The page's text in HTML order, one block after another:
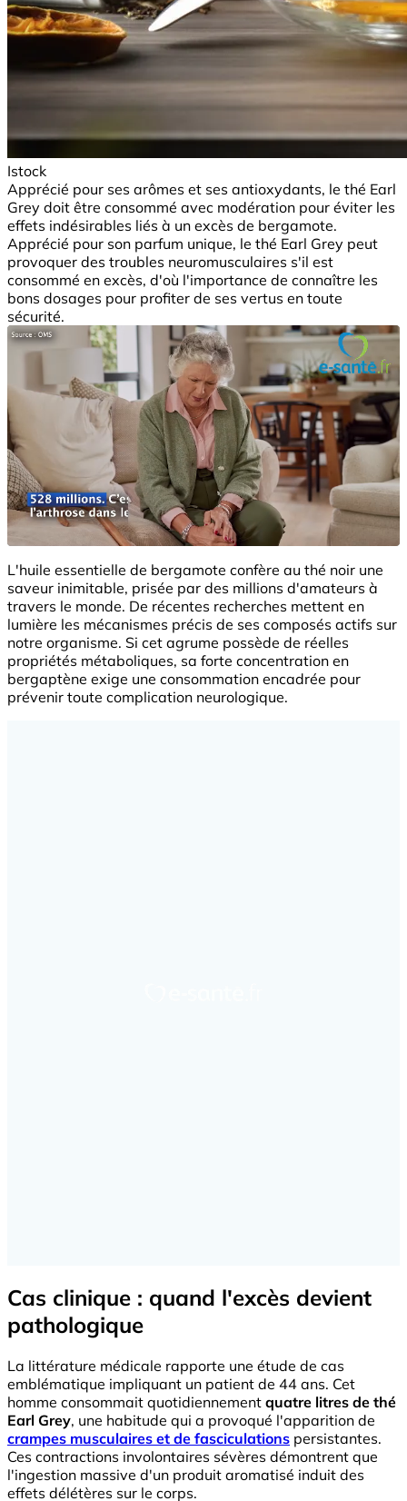
Istock
Apprécié pour ses arômes et ses antioxydants, le thé Earl
Grey doit être consommé avec modération pour éviter les
effets indésirables liés à un excès de bergamote.
Apprécié pour son parfum unique, le thé Earl Grey peut
provoquer des troubles neuromusculaires s'il est
consommé en excès, d'où l'importance de connaître les
bons dosages pour profiter de ses vertus en toute
sécurité.
L'huile essentielle de bergamote confère au thé noir une
saveur inimitable, prisée par des millions d'amateurs à
travers le monde. De récentes recherches mettent en
lumière les mécanismes précis de ses composés actifs sur
notre organisme. Si cet agrume possède de réelles
propriétés métaboliques, sa forte concentration en
bergaptène exige une consommation encadrée pour
prévenir toute complication neurologique.
Cas clinique : quand l'excès devient
pathologique
La littérature médicale rapporte une étude de cas
emblématique impliquant un patient de 44 ans. Cet
homme consommait quotidiennement quatre litres de thé
Earl Grey, une habitude qui a provoqué l'apparition de
crampes musculaires et de fasciculations persistantes.
Ces contractions involontaires sévères démontrent que
l'ingestion massive d'un produit aromatisé induit des
effets délétères sur le corps.